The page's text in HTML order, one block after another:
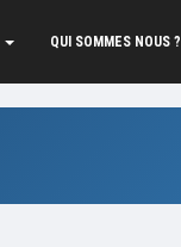
QUI SOMMES NOUS ?